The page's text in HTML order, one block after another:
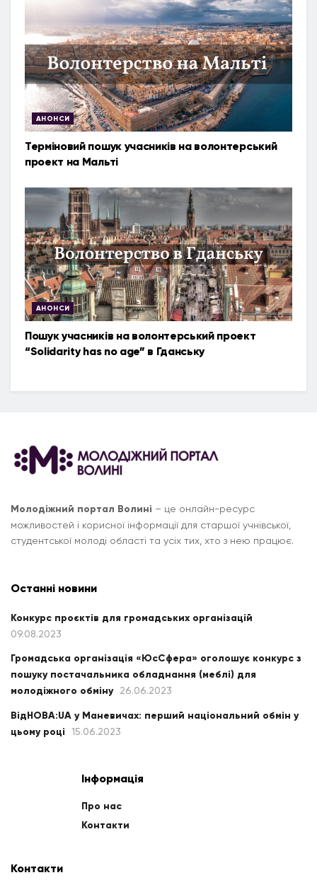
АНОНСИ
Терміновий пошук учасників на волонтерський
проект на Мальті
АНОНСИ
Пошук учасників на волонтерський проект
“Solidarity has no age” в Гданську
Молодіжний портал Волині – це онлайн-ресурс
можливостей і корисної інформації для старшої учнівської,
студентської молоді області та усіх тих, хто з нею працює.
Останні новини
Конкурс проєктів для громадських організацій
09.08.2023
Громадська організація «ЮсСфера» оголошує конкурс з
пошуку постачальника обладнання (меблі) для
молодіжного обміну
26.06.2023
ВідНОВА:UA у Маневичах: перший національний обмін у
цьому році
15.06.2023
Інформація
Про нас
Контакти
Контакти